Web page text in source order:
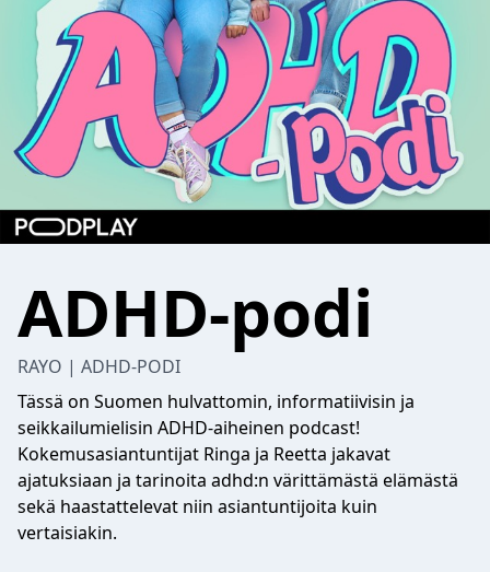
ADHD-podi
RAYO | ADHD-PODI
Tässä on Suomen hulvattomin, informatiivisin ja
seikkailumielisin ADHD-aiheinen podcast!
Kokemusasiantuntijat Ringa ja Reetta jakavat
ajatuksiaan ja tarinoita adhd:n värittämästä elämästä
sekä haastattelevat niin asiantuntijoita kuin
vertaisiakin.